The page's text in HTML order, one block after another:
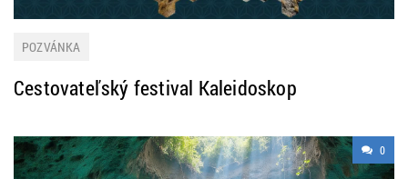
POZVÁNKA
Cestovateľský festival Kaleidoskop
0